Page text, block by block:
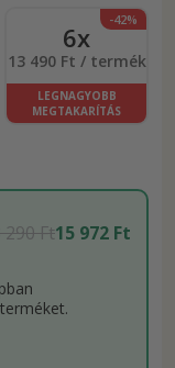
-42%
6x
13 490 Ft / termék
LEGNAGYOBB
MEGTAKARÍTÁS
290 Ft15 972 Ft